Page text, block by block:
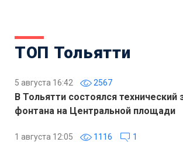
ТОП Тольятти
5 августа 16:42 2567
В Тольятти состоялся технический
фонтана на Центральной площади
1 августа 12:05 1116 1